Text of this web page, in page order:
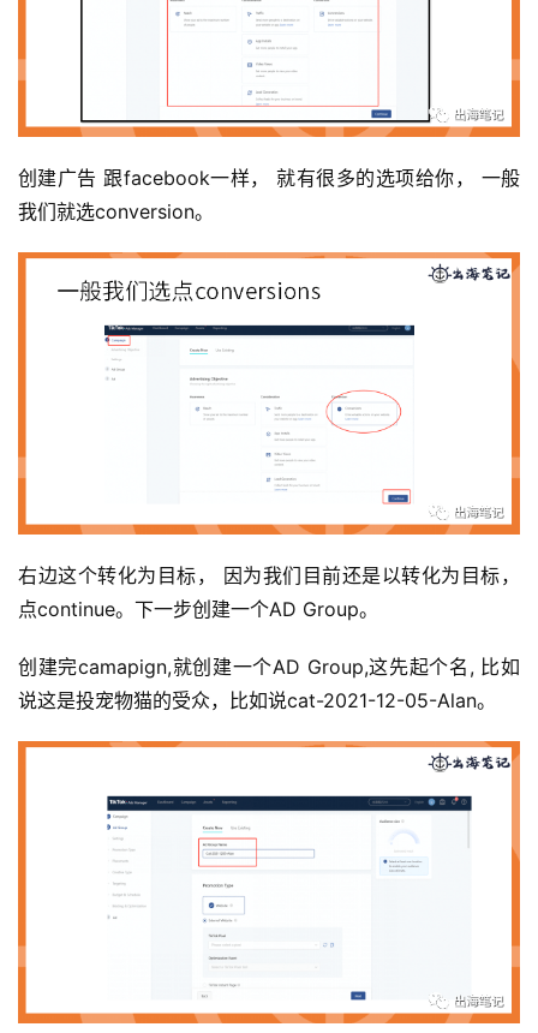
创建广告 跟facebook一样， 就有很多的选项给你， 一般
我们就选conversion。
右边这个转化为目标， 因为我们目前还是以转化为目标，
点continue。下一步创建一个AD Group。
创建完camapign,就创建一个AD Group,这先起个名, 比如
说这是投宠物猫的受众，比如说cat-2021-12-05-Alan。